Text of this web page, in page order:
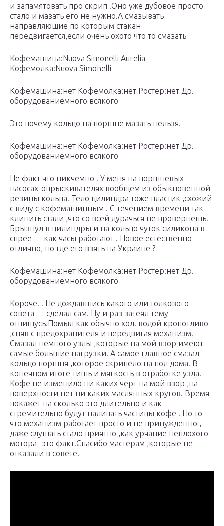
и запамятовать про скрип .Оно уже дубовое просто
стало и мазать его не нужно.А смазывать
направляющие по которым стакан
передвигается,если очень охото что то смазать
Кофемашина:Nuova Simonelli Aurelia
Кофемолка:Nuova Simonelli
Кофемашина:нет Кофемолка:нет Ростер:нет Др.
оборудованиемного всякого
Это почему кольцо на поршне мазать нельзя.
Кофемашина:нет Кофемолка:нет Ростер:нет Др.
оборудованиемного всякого
Не факт что никчемно . У меня на поршневых
насосах-опрыскивателях вообщем из обыкновенной
резины кольца. Тело цилиндра тоже пластик ,схожий
с виду с кофемашинным . С течением времени так
клинить стали ,что со всей дурачься не провернешь.
Брызнул в цилиндры и на кольцо чуток силикона в
спрее — как часы работают . Новое естественно
отлично, но где его взять на Украине ?
Кофемашина:нет Кофемолка:нет Ростер:нет Др.
оборудованиемного всякого
Короче. . Не дождавшись какого или толкового
совета — сделал сам. Ну и раз затеял тему-
отпишусь.Помыл как обычно хол. водой кропотливо
,сняв с предохранителя и передвигая механизм.
Смазал немного узлы ,которые на мой взор имеют
самые большие нагрузки. А самое главное смазал
кольцо поршня ,которое скрипело на пол дома. В
конечном итоге тишь и мягкость в отработке узла.
Кофе не изменило ни каких черт на мой взор ,на
поверхности нет ни каких маслянных кругов. Время
покажет на сколько это длительно и как
стремительно будут налипать частицы кофе . Но то
что механизм работает просто и не принужденно ,
даже слушать стало приятно ,как урчание неплохого
мотора -это факт.Спасибо мастерам ,которые не
отказали в совете.